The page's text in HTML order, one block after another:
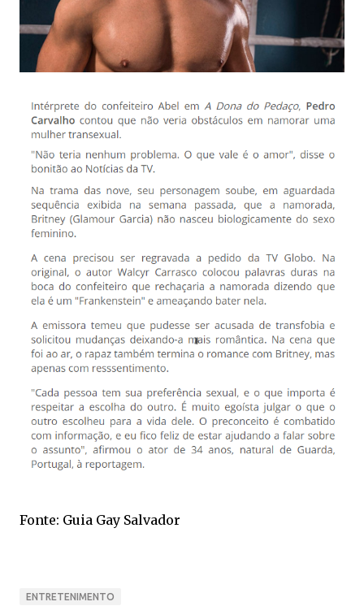
Fonte: Guia Gay Salvador
ENTRETENIMENTO